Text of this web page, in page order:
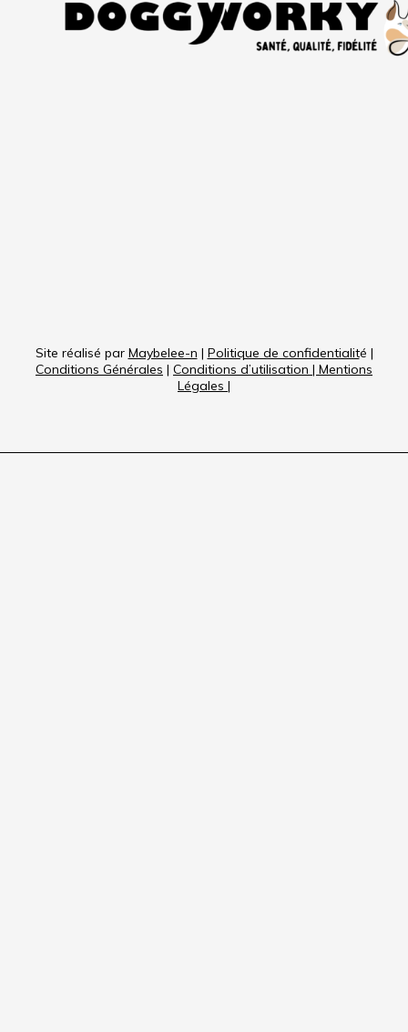
Site réalisé par Maybelee-n | Politique de confidentialité |
Conditions Générales | Conditions d’utilisation | Mentions
Légales |